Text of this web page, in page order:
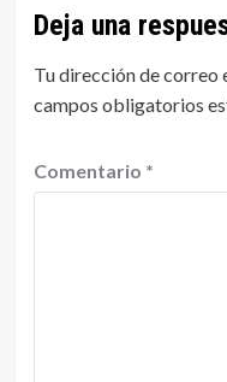
Deja una
Tu dirección de correo
campos obligatorios
Comentario *